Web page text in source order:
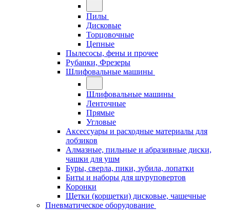
Пилы
Дисковые
Торцовочные
Цепные
Пылесосы, фены и прочее
Рубанки, Фрезеры
Шлифовальные машины
Шлифовальные машины
Ленточные
Прямые
Угловые
Аксессуары и расходные материалы для
лобзиков
Алмазные, пильные и абразивные диски,
чашки для ушм
Буры, сверла, пики, зубила, лопатки
Биты и наборы для шуруповертов
Коронки
Щетки (корщетки) дисковые, чашечные
Пневматическое оборудование